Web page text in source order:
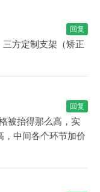
回复
方定制支架（矫正
回复
被抬得那么高，实
，中间各个环节加价